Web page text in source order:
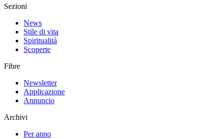
Sezioni
News
Stile di vita
Spiritualità
Scoperte
Fibre
Newsletter
Applicazione
Annuncio
Archivi
Per anno